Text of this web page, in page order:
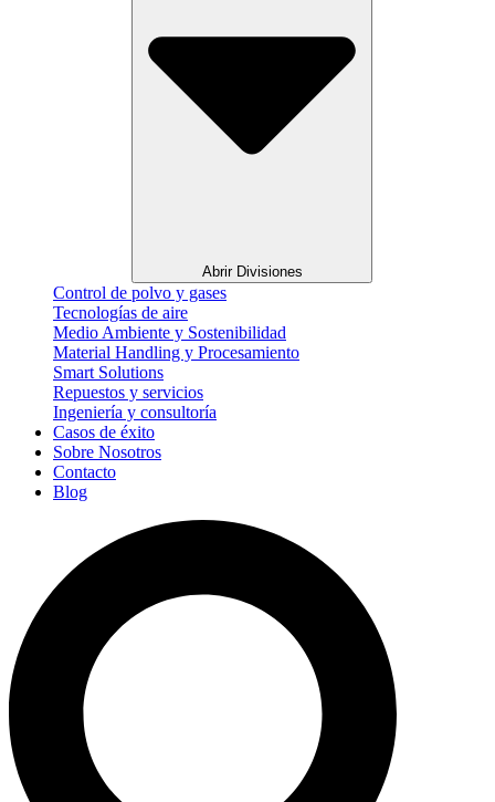
Abrir Divisiones
Control de polvo y gases
Tecnologías de aire
Medio Ambiente y Sostenibilidad
Material Handling y Procesamiento
Smart Solutions
Repuestos y servicios
Ingeniería y consultoría
Casos de éxito
Sobre Nosotros
Contacto
Blog